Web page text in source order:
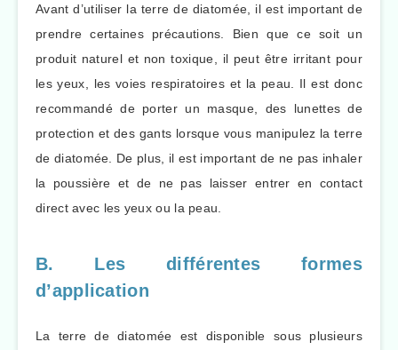
Avant d’utiliser la terre de diatomée, il est important de
prendre certaines précautions. Bien que ce soit un
produit naturel et non toxique, il peut être irritant pour
les yeux, les voies respiratoires et la peau. Il est donc
recommandé de porter un masque, des lunettes de
protection et des gants lorsque vous manipulez la terre
de diatomée. De plus, il est important de ne pas inhaler
la poussière et de ne pas laisser entrer en contact
direct avec les yeux ou la peau.
B. Les différentes formes
d’application
La terre de diatomée est disponible sous plusieurs